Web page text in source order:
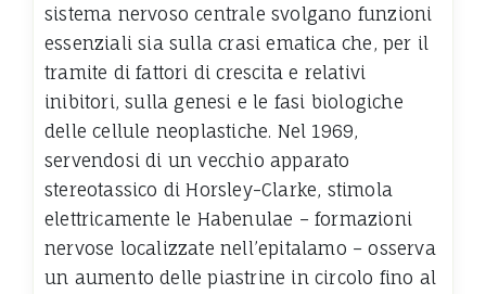
sistema nervoso centrale svolgano funzioni
essenziali sia sulla crasi ematica che, per il
tramite di fattori di crescita e relativi
inibitori, sulla genesi e le fasi biologiche
delle cellule neoplastiche. Nel 1969,
servendosi di un vecchio apparato
stereotassico di Horsley-Clarke, stimola
elettricamente le Habenulae – formazioni
nervose localizzate nell’epitalamo – osserva
un aumento delle piastrine in circolo fino al